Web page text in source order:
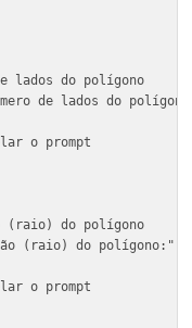
para criar polígonos
de lados do polígono
número de lados
o prompt